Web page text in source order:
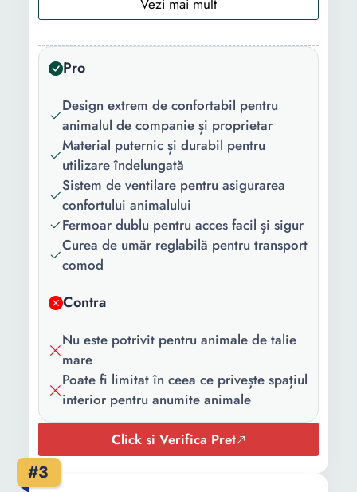
Culoare:
Negru
Greutate
maxima
suportata:
6 Kg
Lungime:
43 cm
Latime:
30 cm
Inaltime:
Pro
Design extrem de confortabil pentru
animalul de companie și proprietar
Material puternic și durabil pentru
utilizare îndelungată
Sistem de ventilare pentru asigurarea
confortului animalului
Fermoar dublu pentru acces facil și sigur
Curea de umăr reglabilă pentru transport
comod
Contra
Nu este potrivit pentru animale de talie
mare
Poate fi limitat în ceea ce privește spațiul
interior pentru anumite animale
Click si Verifica Pret
#3